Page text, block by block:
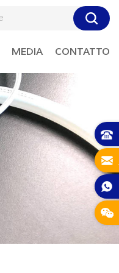
MEDIA CONTATTO